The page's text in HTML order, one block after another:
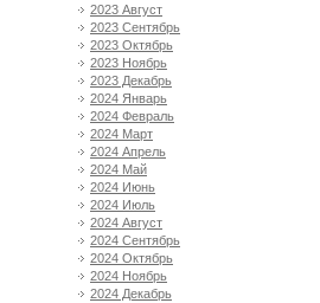
2023 Август
2023 Сентябрь
2023 Октябрь
2023 Ноябрь
2023 Декабрь
2024 Январь
2024 Февраль
2024 Март
2024 Апрель
2024 Май
2024 Июнь
2024 Июль
2024 Август
2024 Сентябрь
2024 Октябрь
2024 Ноябрь
2024 Декабрь